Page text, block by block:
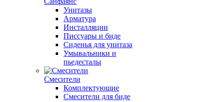
Унитазы
Арматура
Инсталляции
Писсуары и биде
Сиденья для унитаза
Умывальники и
пьедесталы
Смесители
Комплектующие
Смесители для биде